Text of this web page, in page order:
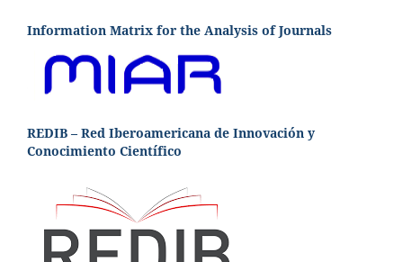
Information Matrix for the Analysis of Journals
REDIB – Red Iberoamericana de Innovación y
Conocimiento Científico